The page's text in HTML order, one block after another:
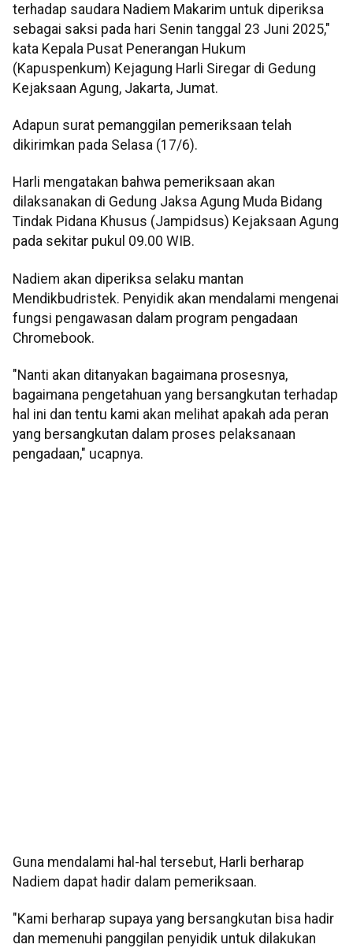
terhadap saudara Nadiem Makarim untuk diperiksa
sebagai saksi pada hari Senin tanggal 23 Juni 2025,"
kata Kepala Pusat Penerangan Hukum
(Kapuspenkum) Kejagung Harli Siregar di Gedung
Kejaksaan Agung, Jakarta, Jumat.
Adapun surat pemanggilan pemeriksaan telah
dikirimkan pada Selasa (17/6).
Harli mengatakan bahwa pemeriksaan akan
dilaksanakan di Gedung Jaksa Agung Muda Bidang
Tindak Pidana Khusus (Jampidsus) Kejaksaan Agung
pada sekitar pukul 09.00 WIB.
Nadiem akan diperiksa selaku mantan
Mendikbudristek. Penyidik akan mendalami mengenai
fungsi pengawasan dalam program pengadaan
Chromebook.
"Nanti akan ditanyakan bagaimana prosesnya,
bagaimana pengetahuan yang bersangkutan terhadap
hal ini dan tentu kami akan melihat apakah ada peran
yang bersangkutan dalam proses pelaksanaan
pengadaan," ucapnya.
Guna mendalami hal-hal tersebut, Harli berharap
Nadiem dapat hadir dalam pemeriksaan.
"Kami berharap supaya yang bersangkutan bisa hadir
dan memenuhi panggilan penyidik untuk dilakukan